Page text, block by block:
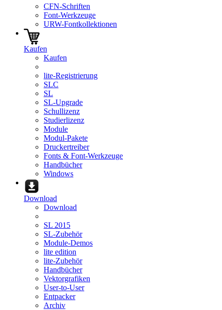
CFN-Schriften
Font-Werkzeuge
URW-Fontkollektionen
Kaufen
Kaufen
lite-Registrierung
SLC
SL
SL-Upgrade
Schullizenz
Studierlizenz
Module
Modul-Pakete
Druckertreiber
Fonts & Font-Werkzeuge
Handbücher
Windows
Download
Download
SL 2015
SL-Zubehör
Module-Demos
lite edition
lite-Zubehör
Handbücher
Vektorgrafiken
User-to-User
Entpacker
Archiv